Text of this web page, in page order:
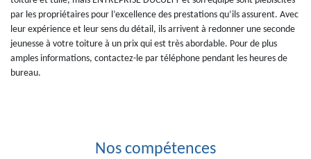
par les propriétaires pour l’excellence des prestations qu’ils assurent. Avec
leur expérience et leur sens du détail, ils arrivent à redonner une seconde
jeunesse à votre toiture à un prix qui est très abordable. Pour de plus
amples informations, contactez-le par téléphone pendant les heures de
bureau.
Nos compétences